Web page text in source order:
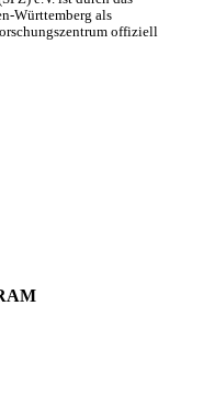
Württemberg als
offiziell